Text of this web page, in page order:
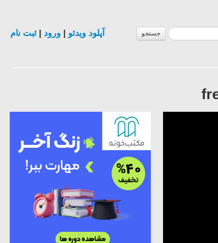
جستجو آپلود ویدئو ورود |ثبت نام